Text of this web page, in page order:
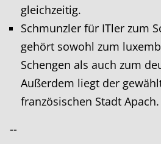
gleichzeitig.
Schmunzler für ITler zum
gehört sowohl zum
Schengen als auch zum
Außerdem liegt der
französischen Stadt Apach.
--